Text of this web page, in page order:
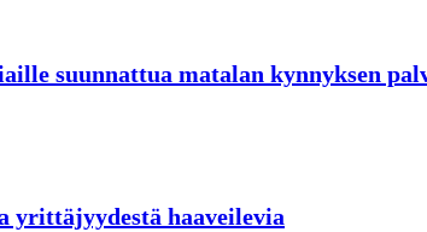
suunnattua matalan kynnyksen
haaveilevia